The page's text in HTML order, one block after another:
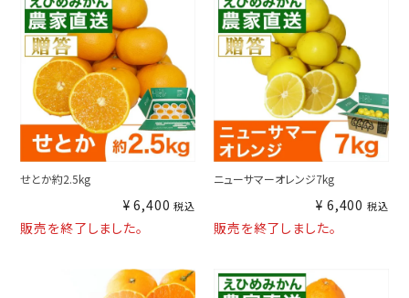
せとか約2.5kg
¥ 6,400 税込
販売を終了しました。
ニューサマーオレンジ7kg
¥ 6,400 税込
販売を終了しました。